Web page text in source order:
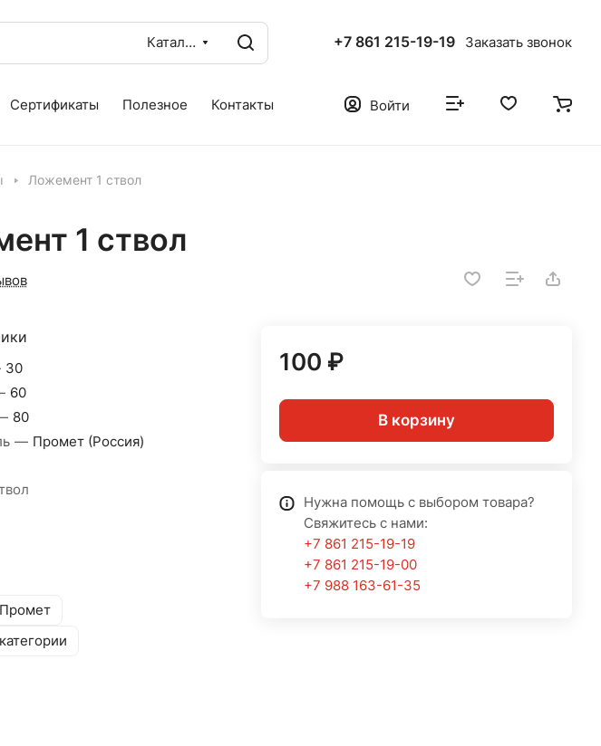
Каталог +7 861 215-19-19 Заказать звонок
Сертификаты Полезное Контакты Войти
Ложемент 1 ствол
1 ствол
30
60
80
— Промет (Россия)
100 ₽
В корзину
Нужна помощь с выбором товара?
Свяжитесь с нами:
+7 861 215-19-19
+7 861 215-19-00
+7 988 163-61-35